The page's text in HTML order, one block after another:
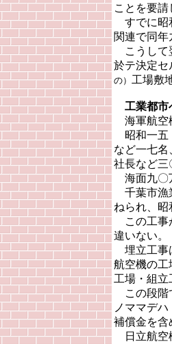
ことを要請
すでに昭
関連で同年
こうして
於テ決定セ
の） 工場敷
工業都市
海軍航空
昭和一五
など一七
社長など三
海面九〇
千葉市漁
ねられ、昭
この工事
違いない。
埋立工事
航空機の工
工場・組立
この段階
ノママデ
補償金を含
日立航空